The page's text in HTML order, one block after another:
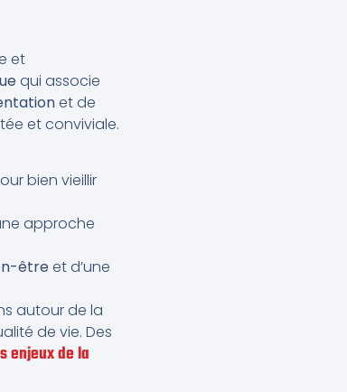
et
qui associe
et de
et conviviale.
bien vieillir
approche
êtreet d’une
autour de la
de vie. Des
enjeux de la